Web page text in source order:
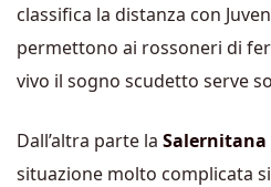
classifica la distanza con
permettono ai rossoneri di
vivo il sogno scudetto serve
Dall’altra parte la Salernitana
situazione molto complicata